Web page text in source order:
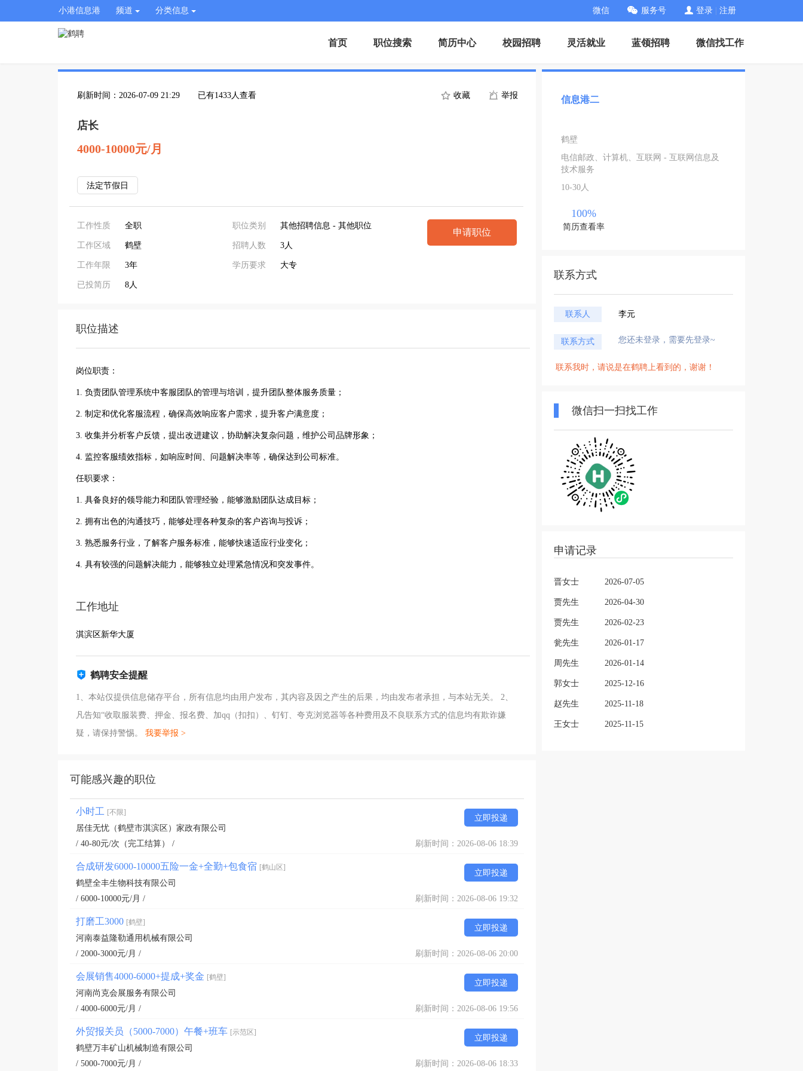
小港信息港 频道 分类信息 微信 服务号 登录 注册
首页 职位搜索 简历中心 校园招聘 灵活就业 蓝领招聘 微信找工作
刷新时间：2026-07-09 21:29 已有1433人查看 收藏 举报
店长
4000-10000元/月
法定节假日
工作性质 全职
工作区域 鹤壁
工作年限 3年
已投简历 8人
职位类别 其他招聘信息 - 其他职位
招聘人数 3人
学历要求 大专
申请职位
职位描述
岗位职责：
1. 负责团队管理系统中客服团队的管理与培训，提升团队整体服务质量；
2. 制定和优化客服流程，确保高效响应客户需求，提升客户满意度；
3. 收集并分析客户反馈，提出改进建议，协助解决复杂问题，维护公司品牌形象；
4. 监控客服绩效指标，如响应时间、问题解决率等，确保达到公司标准。
任职要求：
1. 具备良好的领导能力和团队管理经验，能够激励团队达成目标；
2. 拥有出色的沟通技巧，能够处理各种复杂的客户咨询与投诉；
3. 熟悉服务行业，了解客户服务标准，能够快速适应行业变化；
4. 具有较强的问题解决能力，能够独立处理紧急情况和突发事件。
工作地址
淇滨区新华大厦
鹤聘安全提醒
1、本站仅提供信息储存平台，所有信息均由用户发布，其内容及因之产生的后果，均由发布者承担，与本站无关。 2、
凡告知“收取服装费、押金、报名费、加qq（扣扣）、钉钉、夸克浏览器等各种费用及不良联系方式的信息均有欺诈嫌
疑，请保持警惕。 我要举报 >
可能感兴趣的职位
小时工 [不限]
立即投递
居佳无忧（鹤壁市淇滨区）家政有限公司
/ 40-80元/次（完工结算） /
刷新时间：2026-08-06 18:39
合成研发6000-10000五险一金+全勤+包食宿 [鹤山区]
立即投递
鹤壁全丰生物科技有限公司
/ 6000-10000元/月 /
刷新时间：2026-08-06 19:32
打磨工3000 [鹤壁]
立即投递
河南泰益隆勒通用机械有限公司
/ 2000-3000元/月 /
刷新时间：2026-08-06 20:00
会展销售4000-6000+提成+奖金 [鹤壁]
立即投递
河南尚克会展服务有限公司
/ 4000-6000元/月 /
刷新时间：2026-08-06 19:56
外贸报关员（5000-7000）午餐+班车 [示范区]
立即投递
鹤壁万丰矿山机械制造有限公司
/ 5000-7000元/月 /
刷新时间：2026-08-06 18:33
信息港二
鹤壁
电信邮政、计算机、互联网 - 互联网信息及
技术服务
10-30人
100%
简历查看率
联系方式
联系人 李元
联系方式 您还未登录，需要先登录~
联系我时，请说是在鹤聘上看到的，谢谢！
微信扫一扫找工作
申请记录
晋女士 2026-07-05
贾先生 2026-04-30
贾先生 2026-02-23
瓮先生 2026-01-17
周先生 2026-01-14
郭女士 2025-12-16
赵先生 2025-11-18
王女士 2025-11-15